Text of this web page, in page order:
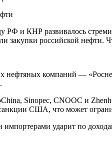
РФ и КНР развивалось
закупки российской нефти.
нефтяных компаний —
Sinopec, CNOOC и
США, что может
ударит по